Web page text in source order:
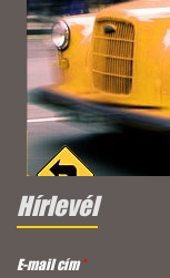
Hírlevél
E-mail cím*